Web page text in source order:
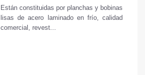
Están constituidas por planchas y bobinas
lisas de acero laminado en frío, calidad
comercial, revest...